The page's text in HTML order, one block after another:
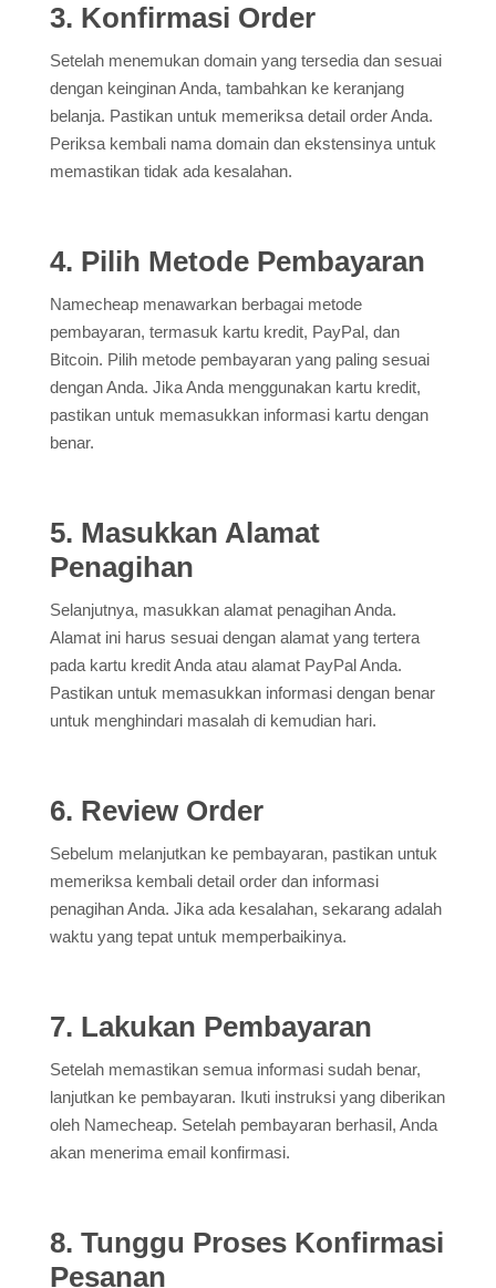
3. Konfirmasi Order
Setelah menemukan domain yang tersedia dan sesuai
dengan keinginan Anda, tambahkan ke keranjang
belanja. Pastikan untuk memeriksa detail order Anda.
Periksa kembali nama domain dan ekstensinya untuk
memastikan tidak ada kesalahan.
4. Pilih Metode Pembayaran
Namecheap menawarkan berbagai metode
pembayaran, termasuk kartu kredit, PayPal, dan
Bitcoin. Pilih metode pembayaran yang paling sesuai
dengan Anda. Jika Anda menggunakan kartu kredit,
pastikan untuk memasukkan informasi kartu dengan
benar.
5. Masukkan Alamat
Penagihan
Selanjutnya, masukkan alamat penagihan Anda.
Alamat ini harus sesuai dengan alamat yang tertera
pada kartu kredit Anda atau alamat PayPal Anda.
Pastikan untuk memasukkan informasi dengan benar
untuk menghindari masalah di kemudian hari.
6. Review Order
Sebelum melanjutkan ke pembayaran, pastikan untuk
memeriksa kembali detail order dan informasi
penagihan Anda. Jika ada kesalahan, sekarang adalah
waktu yang tepat untuk memperbaikinya.
7. Lakukan Pembayaran
Setelah memastikan semua informasi sudah benar,
lanjutkan ke pembayaran. Ikuti instruksi yang diberikan
oleh Namecheap. Setelah pembayaran berhasil, Anda
akan menerima email konfirmasi.
8. Tunggu Proses Konfirmasi
Pesanan